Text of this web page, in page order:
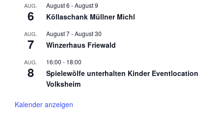
AUG.
6
August 6 -August 9
Köllaschank Müllner Michl
AUG.
7
August 7-August 30
Winzerhaus Friewald
AUG.
8
16:00 - 18:00
Spielewölfe unterhalten Kinder Eventlocation
Volksheim
Kalender anzeigen